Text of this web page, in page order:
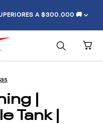
A $300.000 🚚
|
Tank |